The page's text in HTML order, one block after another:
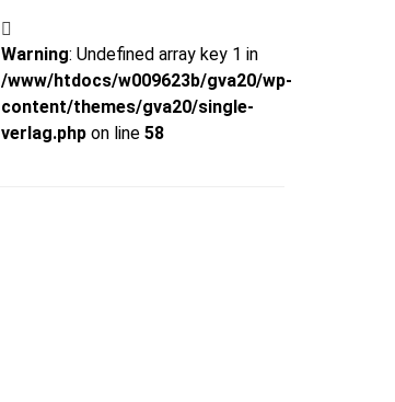
Warning: Undefined array key 1 in
/www/htdocs/w009623b/gva20/wp-
content/themes/gva20/single-
verlag.phpon line 58